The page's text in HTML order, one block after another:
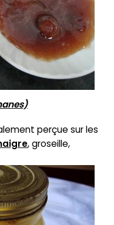
perçue sur les
, groseille,